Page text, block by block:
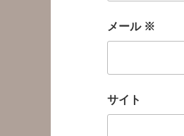
メール ※
サイト